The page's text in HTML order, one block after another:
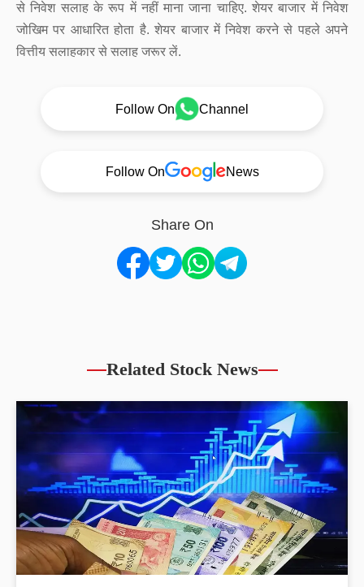
से निवेश सलाह के रूप में नहीं माना जाना चाहिए. शेयर बाजार में निवेश
जोखिम पर आधारित होता है. शेयर बाजार में निवेश करने से पहले अपने
वित्तीय सलाहकार से सलाह जरूर लें.
Follow On Channel
Follow On News
Share On
Related Stock News